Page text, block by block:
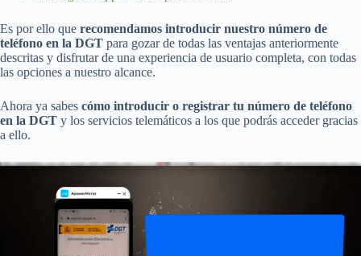
Es por ello que recomendamos introducir nuestro número de
teléfono en la DGT para gozar de todas las ventajas anteriormente
descritas y disfrutar de una experiencia de usuario completa, con todas
las opciones a nuestro alcance.
Ahora ya sabes cómo introducir o registrar tu número de teléfono
en la DGT y los servicios telemáticos a los que podrás acceder gracias
a ello.